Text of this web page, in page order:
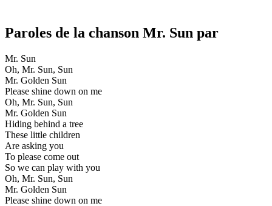
Paroles de la chanson Mr. Sun par
Mr. Sun
Oh, Mr. Sun, Sun
Mr. Golden Sun
Please shine down on me
Oh, Mr. Sun, Sun
Mr. Golden Sun
Hiding behind a tree
These little children
Are asking you
To please come out
So we can play with you
Oh, Mr. Sun, Sun
Mr. Golden Sun
Please shine down on me